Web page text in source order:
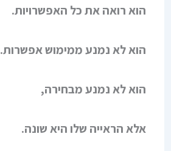
הוא רואה את כל האפשרויות.
הוא לא נמנע ממימוש אפשרות.
הוא לא נמנע מבחירה,
אלא הראייה שלו היא שונה.